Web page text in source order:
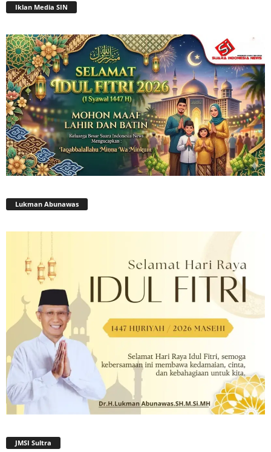
Iklan Media SIN
Lukman Abunawas
JMSI Sultra